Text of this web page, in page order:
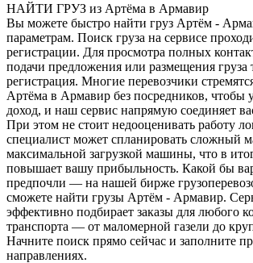
НАЙТИ ГРУЗ из Артёма в Армавир
Вы можете быстро найти груз Артём -
параметрам. Поиск груза на сервисе
регистрации. Для просмотра полных
подачи предложения или размещения груза
регистрация. Многие перевозчики
Артёма в Армавир без посредников, чтобы
доход, и наш сервис напрямую соединяет
При этом не стоит недооценивать работу
специалист может спланировать сложный
максимальной загрузкой машины, что в
повышает вашу прибыльность. Какой бы
предпочли — на нашей бирже
сможете найти грузы Артём - Армавир.
эффективно подбирает заказы для любого
транспорта — от маломерной газели до
Начните поиск прямо сейчас и заполните
направлениях.